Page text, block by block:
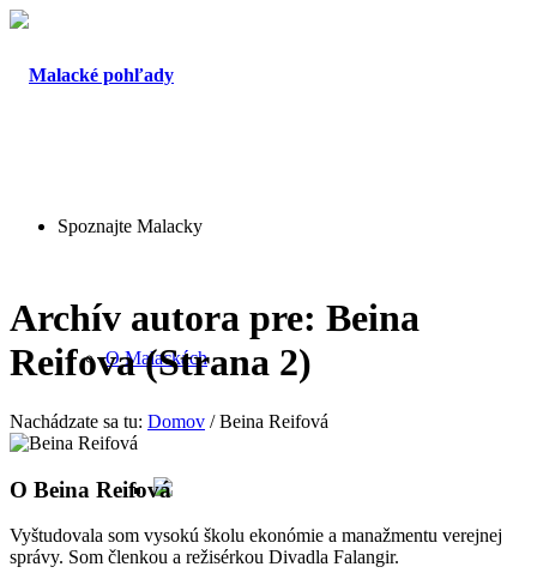
Spoznajte Malacky
O Malackách
Archív autora pre: Beina
Reifova (Strana 2)
Nachádzate sa tu: Domov / Beina Reifová
O Beina Reifová
Vyštudovala som vysokú školu ekonómie a manažmentu verejnej
správy. Som členkou a režisérkou Divadla Falangir.